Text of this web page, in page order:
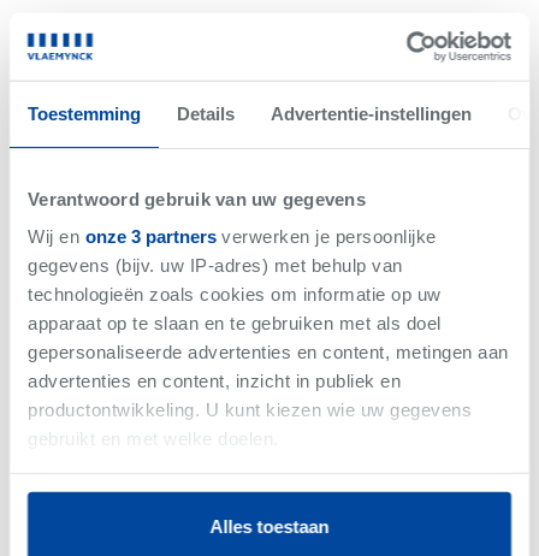
Toestemming Details Advertentie-instellingen
Verantwoord gebruik van uw gegevens
Wij en onze 3 partnersverwerken je persoonlijke
gegevens (bijv. uw IP-adres) met behulp van
technologieën zoals cookies om informatie op uw
apparaat op te slaan en te gebruiken met als doel
gepersonaliseerde advertenties en content, metingen aan
advertenties en content, inzicht in publiek en
productontwikkeling. U kunt kiezen wie uw gegevens
gebruikt en met welke doelen.
Als u het toestaat, willen we ook graag:
Informatie verzamelen over uw geografische
Alles toestaan
Net gemist
VERKOCHT
-Woning
Vlaemynck business magazine